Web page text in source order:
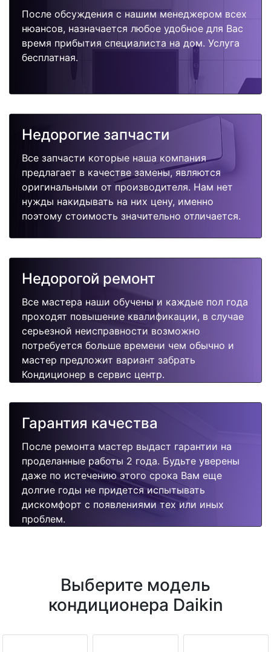
После обсуждения с нашим менеджером всех
нюансов, назначается любое удобное для Вас
время прибытия специалиста на дом. Услуга
бесплатная.
Недорогие запчасти
Все запчасти которые наша компания
предлагает в качестве замены, являются
оригинальными от производителя. Нам нет
нужды накидывать на них цену, именно
поэтому стоимость значительно отличается.
Недорогой ремонт
Все мастера наши обучены и каждые пол года
проходят повышение квалификации, в случае
серьезной неисправности возможно
потребуется больше времени чем обычно и
мастер предложит вариант забрать
Кондиционер в сервис центр.
Гарантия качества
После ремонта мастер выдаст гарантии на
проделанные работы 2 года. Будьте уверены
даже по истечению этого срока Вам еще
долгие годы не придется испытывать
дискомфорт с появлениями тех или иных
проблем.
Выберите модель
кондиционера Daikin